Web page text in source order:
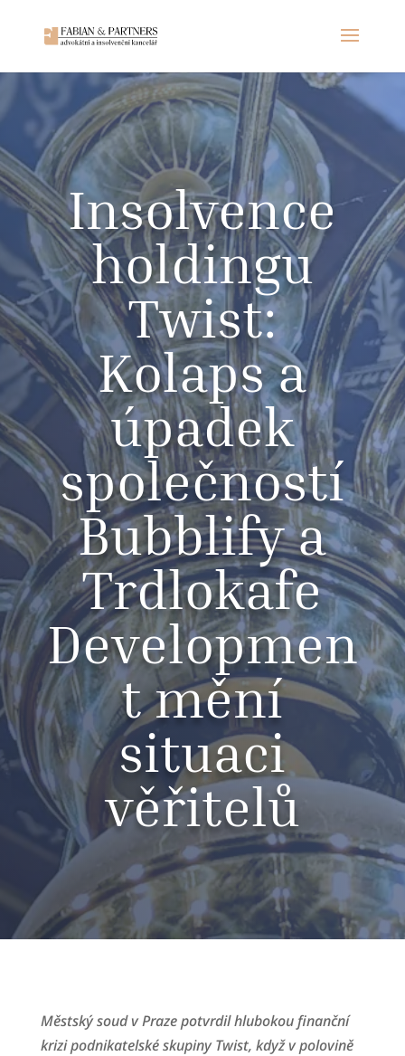
Insolvence
holdingu
Twist:
Kolaps a
úpadek
společností
Bubblify a
Trdlokafe
Developmen
t mění
situaci
věřitelů
Městský soud v Praze potvrdil hlubokou finanční
krizi podnikatelské skupiny Twist, když v polovině